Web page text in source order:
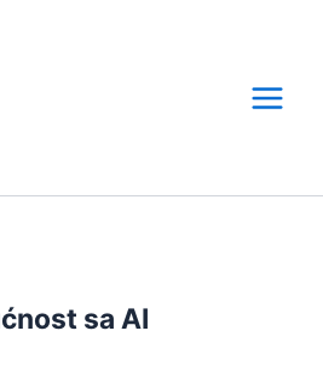
Main
sa AI